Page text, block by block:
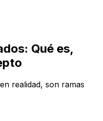
Qué es,
realidad, son ramas